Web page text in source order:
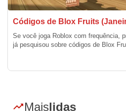
Códigos de Blox Fruits
Se você joga Roblox com frequência,
já pesquisou sobre códigos de Blox
Maislidas